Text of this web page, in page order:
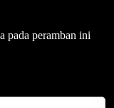
pada peramban ini